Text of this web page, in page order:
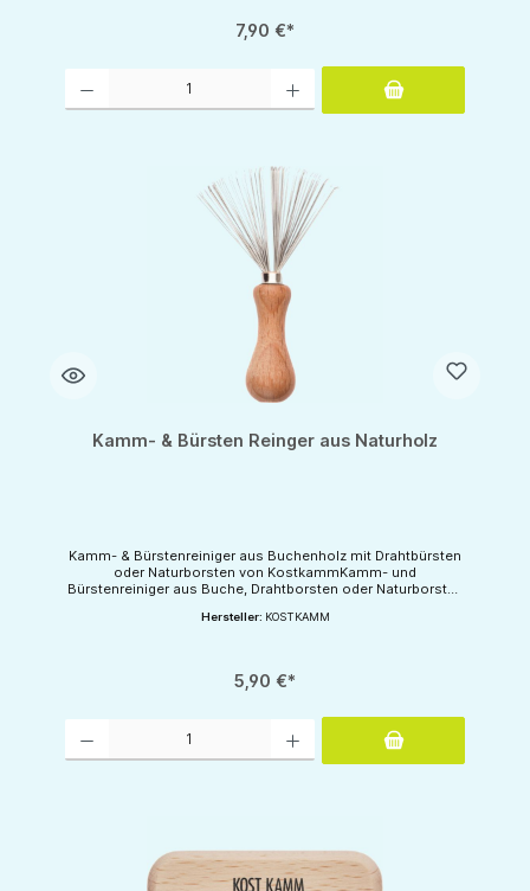
7,90 €*
Kamm- & Bürsten Reinger aus Naturholz
Kamm- & Bürstenreiniger aus Buchenholz mit Drahtbürsten
oder Naturborsten von KostkammKamm- und
Bürstenreiniger aus Buche, Drahtborsten oder Naturborsten
Hersteller: KOSTKAMM
5,90 €*